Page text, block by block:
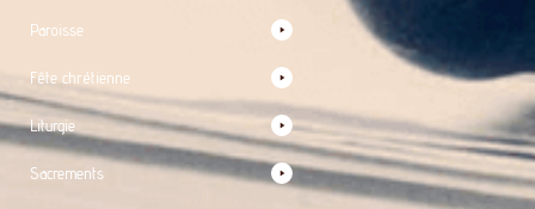
Paroisse
Fête chrétienne
Liturgie
Sacrements